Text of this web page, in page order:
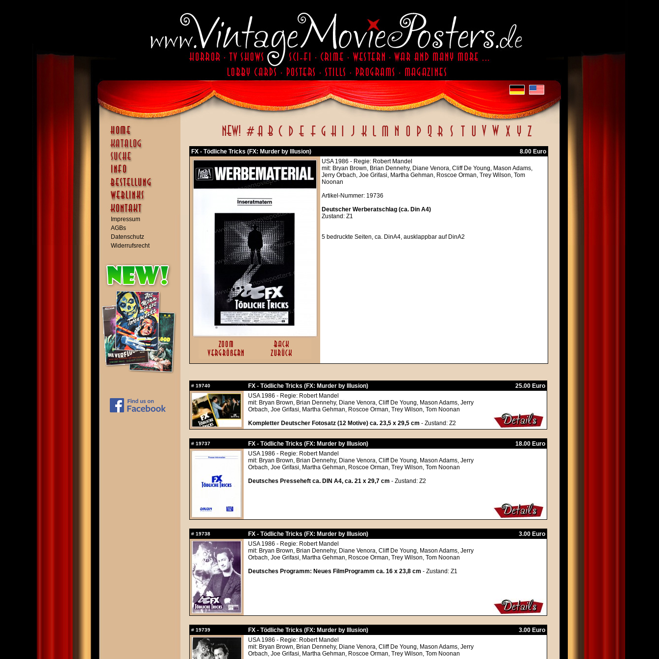
Impressum
AGBs
Datenschutz
Widerrufsrecht
FX - Tödliche Tricks (FX: Murder by Illusion)
8.00 Euro
USA 1986 - Regie: Robert Mandel
mit: Bryan Brown, Brian Dennehy, Diane Venora, Cliff De Young, Mason Adams,
Jerry Orbach, Joe Grifasi, Martha Gehman, Roscoe Orman, Trey Wilson, Tom
Noonan
Artikel-Nummer: 19736
Deutscher Werberatschlag (ca. Din A4)
Zustand: Z1
5 bedruckte Seiten, ca. DinA4, ausklappbar auf DinA2
# 19740 FX - Tödliche Tricks (FX: Murder by Illusion)
25.00 Euro
USA 1986 - Regie: Robert Mandel
mit: Bryan Brown, Brian Dennehy, Diane Venora, Cliff De Young, Mason Adams, Jerry
Orbach, Joe Grifasi, Martha Gehman, Roscoe Orman, Trey Wilson, Tom Noonan
Kompletter Deutscher Fotosatz (12 Motive) ca. 23,5 x 29,5 cm - Zustand: Z2
# 19737 FX - Tödliche Tricks (FX: Murder by Illusion)
18.00 Euro
USA 1986 - Regie: Robert Mandel
mit: Bryan Brown, Brian Dennehy, Diane Venora, Cliff De Young, Mason Adams, Jerry
Orbach, Joe Grifasi, Martha Gehman, Roscoe Orman, Trey Wilson, Tom Noonan
Deutsches Presseheft ca. DIN A4, ca. 21 x 29,7 cm - Zustand: Z2
# 19738 FX - Tödliche Tricks (FX: Murder by Illusion)
3.00 Euro
USA 1986 - Regie: Robert Mandel
mit: Bryan Brown, Brian Dennehy, Diane Venora, Cliff De Young, Mason Adams, Jerry
Orbach, Joe Grifasi, Martha Gehman, Roscoe Orman, Trey Wilson, Tom Noonan
Deutsches Programm: Neues FilmProgramm ca. 16 x 23,8 cm - Zustand: Z1
# 19739 FX - Tödliche Tricks (FX: Murder by Illusion)
3.00 Euro
USA 1986 - Regie: Robert Mandel
mit: Bryan Brown, Brian Dennehy, Diane Venora, Cliff De Young, Mason Adams, Jerry
Orbach, Joe Grifasi, Martha Gehman, Roscoe Orman, Trey Wilson, Tom Noonan